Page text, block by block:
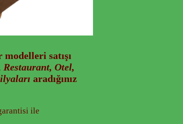
modelleri satışı
Restaurant, Otel,
aradığınız
ile